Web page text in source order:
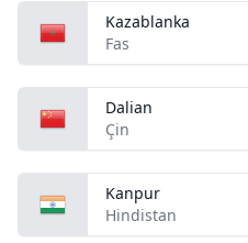
Kazablanka
Fas
Dalian
Çin
Kanpur
Hindistan